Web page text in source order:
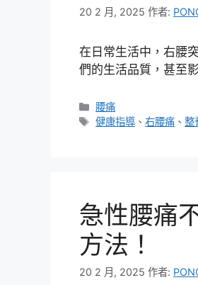
20 2 月, 2025 作者:
在日常生活中，右腰
們的生活品質，甚至
分
類
腰痛
標
健康指導 、右腰痛 、整
急性腰痛
方法！
20 2 月, 2025 作者: